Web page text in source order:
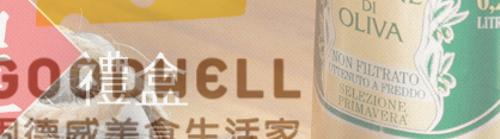
禮盒